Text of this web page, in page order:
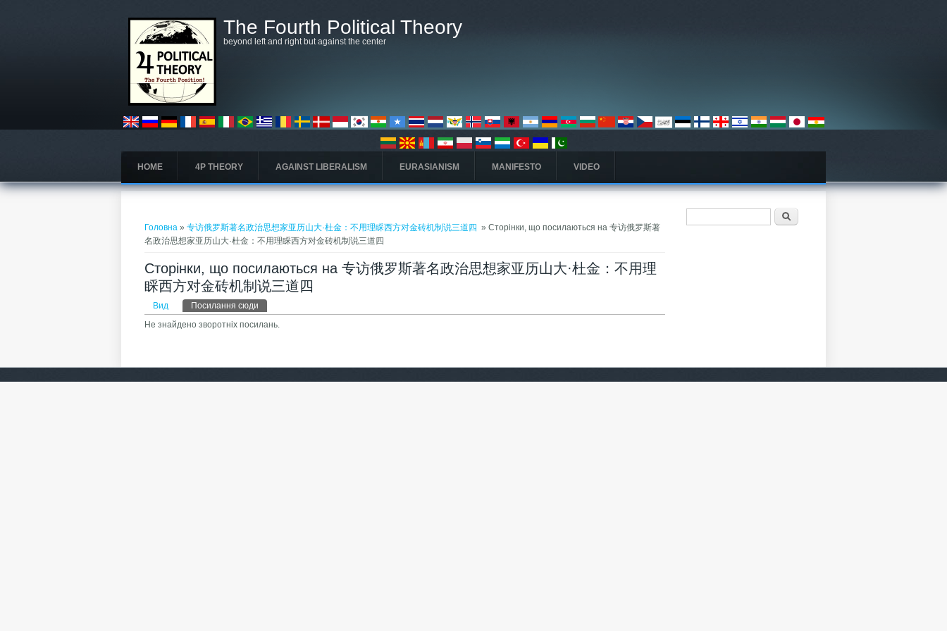
The Fourth Political Theory
beyond left and right but against the center
HOME 4P THEORY AGAINST LIBERALISM EURASIANISM MANIFESTO VIDEO
Головна »专访俄罗斯著名政治思想家亚历山大·杜金：不用理睬西方对金砖机制说三道四 ​ » Сторінки, що посилаються на 专访俄罗斯著
名政治思想家亚历山大·杜金：不用理睬西方对金砖机制说三道四 ​
Сторінки, що посилаються на 专访俄罗斯著名政治思想家亚历山大·杜金：不用理
睬西方对金砖机制说三道四 ​
Первинні вкладки
Вид Посилання сюди
Не знайдено зворотніх посилань.
Пошукова форма